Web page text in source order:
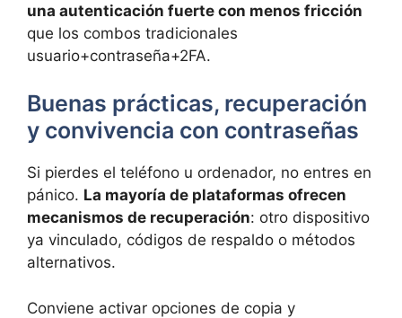
una autenticación fuerte con menos fricción
que los combos tradicionales
usuario+contraseña+2FA.
Buenas prácticas, recuperación
y convivencia con contraseñas
Si pierdes el teléfono u ordenador, no entres en
pánico. La mayoría de plataformas ofrecen
mecanismos de recuperación: otro dispositivo
ya vinculado, códigos de respaldo o métodos
alternativos.
Conviene activar opciones de copia y